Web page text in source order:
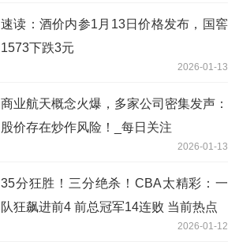
速读：酒价内参1月13日价格发布，国窖
1573下跌3元
2026-01-13
商业航天概念火爆，多家公司密集发声：
股价存在炒作风险！_每日关注
2026-01-13
35分狂胜！三分绝杀！CBA太精彩：一
队狂飙进前4 前总冠军14连败 当前热点
2026-01-12